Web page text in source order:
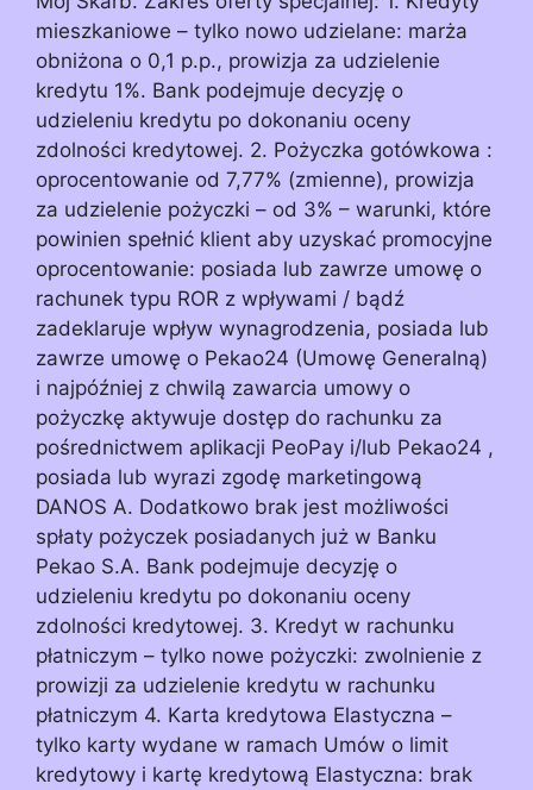
mieszkaniowe – tylko nowo udzielane: marża
obniżona o 0,1 p.p., prowizja za udzielenie
kredytu 1%. Bank podejmuje decyzję o
udzieleniu kredytu po dokonaniu oceny
zdolności kredytowej. 2. Pożyczka gotówkowa :
oprocentowanie od 7,77% (zmienne), prowizja
za udzielenie pożyczki – od 3% – warunki, które
powinien spełnić klient aby uzyskać promocyjne
oprocentowanie: posiada lub zawrze umowę o
rachunek typu ROR z wpływami / bądź
zadeklaruje wpływ wynagrodzenia, posiada lub
zawrze umowę o Pekao24 (Umowę Generalną)
i najpóźniej z chwilą zawarcia umowy o
pożyczkę aktywuje dostęp do rachunku za
pośrednictwem aplikacji PeoPay i/lub Pekao24 ,
posiada lub wyrazi zgodę marketingową
DANOS A. Dodatkowo brak jest możliwości
spłaty pożyczek posiadanych już w Banku
Pekao S.A. Bank podejmuje decyzję o
udzieleniu kredytu po dokonaniu oceny
zdolności kredytowej. 3. Kredyt w rachunku
płatniczym – tylko nowe pożyczki: zwolnienie z
prowizji za udzielenie kredytu w rachunku
płatniczym 4. Karta kredytowa Elastyczna –
tylko karty wydane w ramach Umów o limit
kredytowy i kartę kredytową Elastyczna: brak